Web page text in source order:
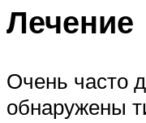
Лечение
Очень часто
обнаружены